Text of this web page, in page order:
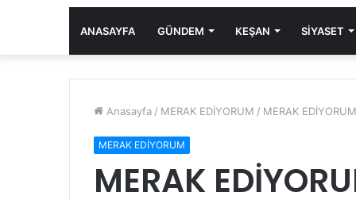
ANASAYFA GÜNDEM KEŞAN SIYASET
Anasayfa / MERAK EDİYORUM / MERAK
MERAK EDİYORUM
MERAK